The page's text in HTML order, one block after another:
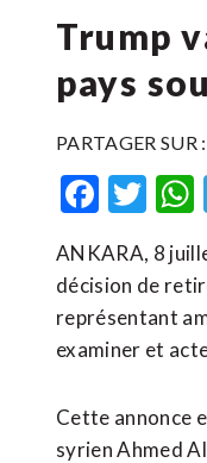
Trump
pays
PARTAGER SUR :
ANKARA, 8
décision de
représentant
examiner et
Cette ‌annonce
syrien Ahmed